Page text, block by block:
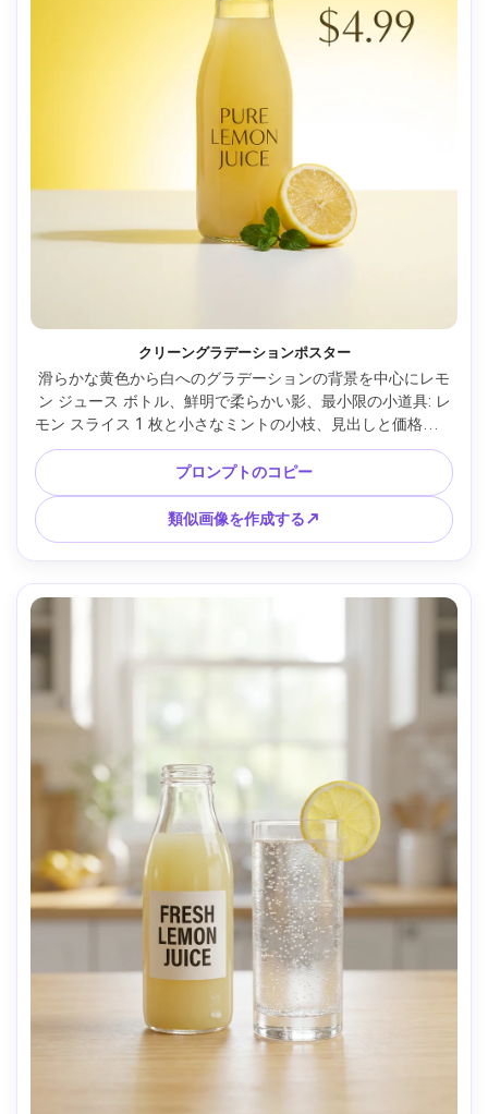
クリーングラデーションポスター
滑らかな黄色から白へのグラデーションの背景を中心にレモ
ン ジュース ボトル、鮮明で柔らかい影、最小限の小道具: レ
モン スライス 1 枚と小さなミントの小枝、見出しと価格設定
のためのマイナス スペースがたくさん、Canon EOS R5、
85mm、f/ 5.6、スタジオ照明、フォトリアルなコマーシャル
ポスター スタイル --ar 4:5
プロンプトのコピー
類似画像を作成する↗